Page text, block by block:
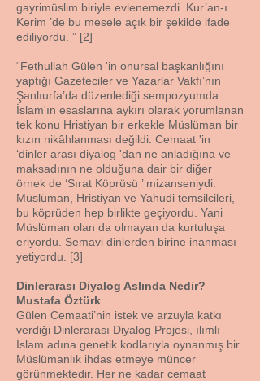
gayrimüslim biriyle evlenemezdi. Kur’an-ı
Kerim ’de bu mesele açık bir şekilde ifade
ediliyordu. ” [2]
“Fethullah Gülen 'in onursal başkanlığını
yaptığı Gazeteciler ve Yazarlar Vakfı’nın
Şanlıurfa’da düzenlediği sempozyumda
İslam'ın esaslarına aykırı olarak yorumlanan
tek konu Hristiyan bir erkekle Müslüman bir
kızın nikâhlanması değildi. Cemaat 'in
‘dinler arası diyalog 'dan ne anladığına ve
maksadının ne olduğuna dair bir diğer
örnek de ‘Sırat Köprüsü ’ mizanseniydi.
Müslüman, Hristiyan ve Yahudi temsilcileri,
bu köprüden hep birlikte geçiyordu. Yani
Müslüman olan da olmayan da kurtuluşa
eriyordu. Semavi dinlerden birine inanması
yetiyordu. [3]
Dinlerarası Diyalog Aslında Nedir?
Mustafa Öztürk
Gülen Cemaati’nin istek ve arzuyla katkı
verdiği Dinlerarası Diyalog Projesi, ılımlı
İslam adına genetik kodlarıyla oynanmış bir
Müslümanlık ihdas etmeye müncer
görünmektedir. Her ne kadar cemaat